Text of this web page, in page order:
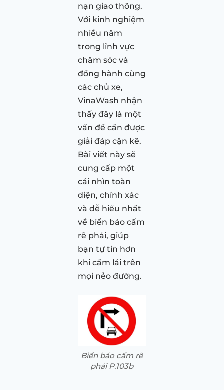
nạn giao thông.
Với kinh nghiệm
nhiều năm
trong lĩnh vực
chăm sóc và
đồng hành cùng
các chủ xe,
VinaWash nhận
thấy đây là một
vấn đề cần được
giải đáp cặn kẽ.
Bài viết này sẽ
cung cấp một
cái nhìn toàn
diện, chính xác
và dễ hiểu nhất
về biển báo cấm
rẽ phải, giúp
bạn tự tin hơn
khi cầm lái trên
mọi nẻo đường.
Biển báo cấm rẽ
phải P.103b